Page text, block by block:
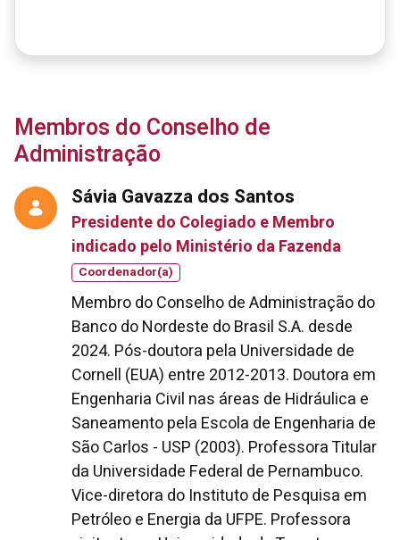
Membros do Conselho de
Administração
Sávia Gavazza dos Santos
Presidente do Colegiado e Membro
indicado pelo Ministério da Fazenda
Coordenador(a)
Membro do Conselho de Administração do
Banco do Nordeste do Brasil S.A. desde
2024. Pós-doutora pela Universidade de
Cornell (EUA) entre 2012-2013. Doutora em
Engenharia Civil nas áreas de Hidráulica e
Saneamento pela Escola de Engenharia de
São Carlos - USP (2003). Professora Titular
da Universidade Federal de Pernambuco.
Vice-diretora do Instituto de Pesquisa em
Petróleo e Energia da UFPE. Professora